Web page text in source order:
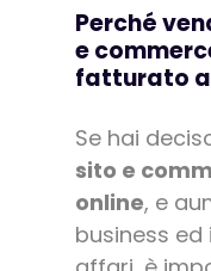
Perché
e
fatturato a
Se hai
sito e
online, e
business